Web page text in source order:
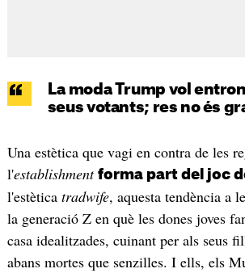
La moda Trump vol
seus votants; res no és
Una estètica que vagi en contra de les
l'establishment forma part del joc
l'estètica tradwife, aquesta tendència a
la generació Z en què les dones joves
casa idealitzades, cuinant per als seus
abans mortes que senzilles. I ells, els